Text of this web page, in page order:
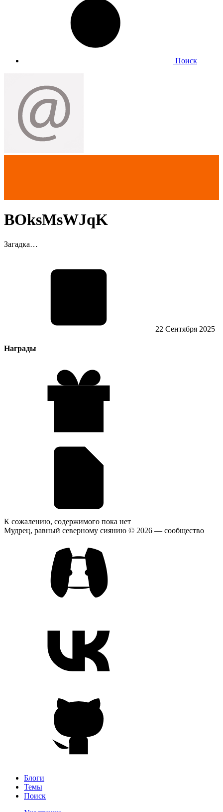
Поиск
BOksMsWJqK
Загадка…
22 Сентября 2025
Награды
К сожалению, содержимого пока нет
Мудрец, равный северному сиянию © 2026 — сообщество
Блоги
Темы
Поиск